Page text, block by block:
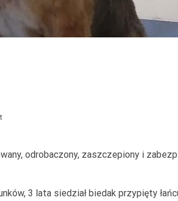
on
odrobaczony, zaszczepiony i
3 lata siedział biedak przypięty